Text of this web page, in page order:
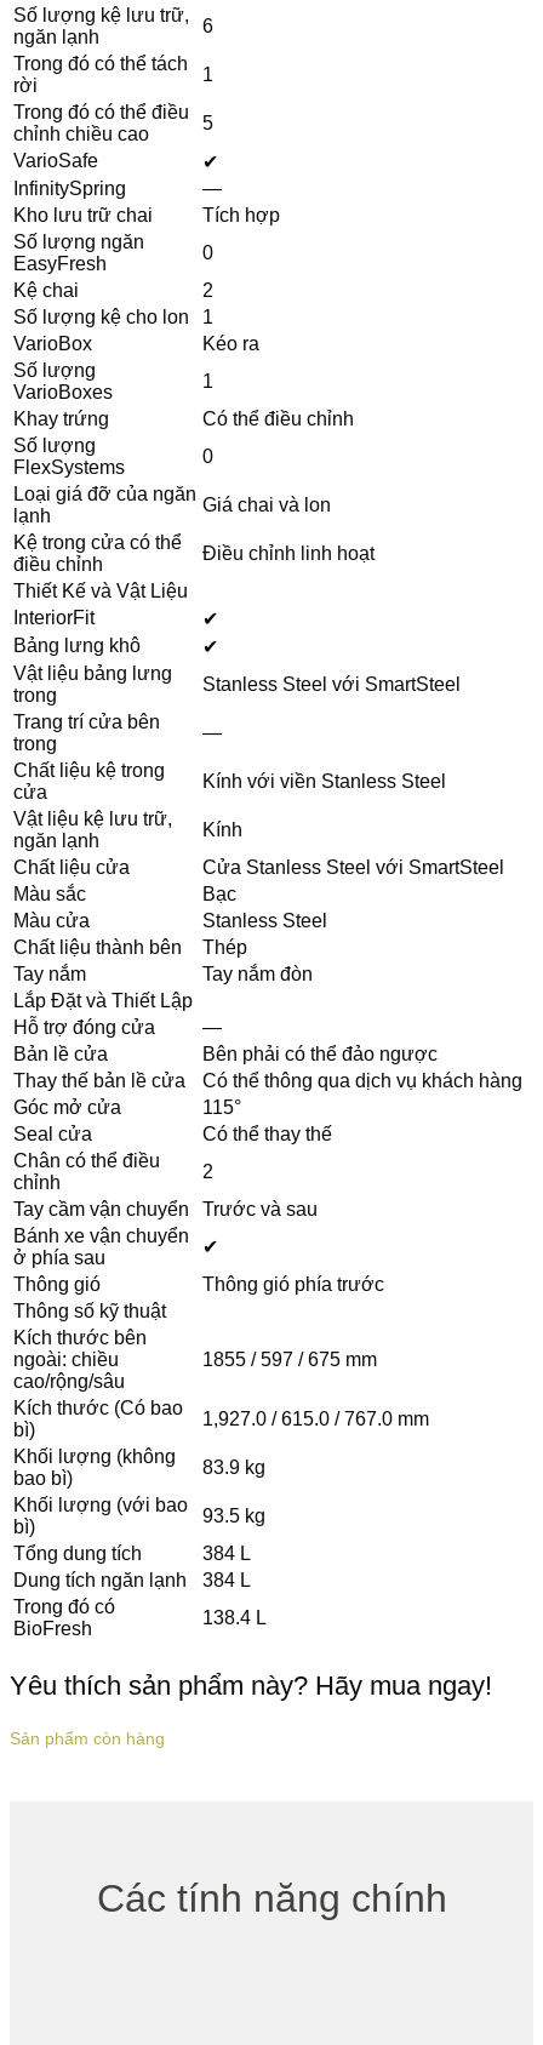
Số lượng kệ lưu trữ,
ngăn lạnh
6
Trong đó có thể tách
rời
1
Trong đó có thể điều
chỉnh chiều cao
5
VarioSafe
✔
InfinitySpring
—
Kho lưu trữ chai
Tích hợp
Số lượng ngăn
EasyFresh
0
Kệ chai
2
Số lượng kệ cho lon
1
VarioBox
Kéo ra
Số lượng
VarioBoxes
1
Khay trứng
Có thể điều chỉnh
Số lượng
FlexSystems
0
Loại giá đỡ của ngăn
lạnh
Giá chai và lon
Kệ trong cửa có thể
điều chỉnh
Điều chỉnh linh hoạt
Thiết Kế và Vật Liệu
InteriorFit
✔
Bảng lưng khô
✔
Vật liệu bảng lưng
trong
Stanless Steel với SmartSteel
Trang trí cửa bên
trong
—
Chất liệu kệ trong
cửa
Kính với viền Stanless Steel
Vật liệu kệ lưu trữ,
ngăn lạnh
Kính
Chất liệu cửa
Cửa Stanless Steel với SmartSteel
Màu sắc
Bạc
Màu cửa
Stanless Steel
Chất liệu thành bên
Thép
Tay nắm
Tay nắm đòn
Lắp Đặt và Thiết Lập
Hỗ trợ đóng cửa
—
Bản lề cửa
Bên phải có thể đảo ngược
Thay thế bản lề cửa
Có thể thông qua dịch vụ khách hàng
Góc mở cửa
115°
Seal cửa
Có thể thay thế
Chân có thể điều
chỉnh
2
Tay cầm vận chuyển
Trước và sau
Bánh xe vận chuyển
ở phía sau
✔
Thông gió
Thông gió phía trước
Thông số kỹ thuật
Kích thước bên
ngoài: chiều
cao/rộng/sâu
1855 / 597 / 675 mm
Kích thước (Có bao
bì)
1,927.0 / 615.0 / 767.0 mm
Khối lượng (không
bao bì)
83.9 kg
Khối lượng (với bao
bì)
93.5 kg
Tổng dung tích
384 L
Dung tích ngăn lạnh
384 L
Trong đó có
BioFresh
138.4 L
Yêu thích sản phẩm này? Hãy mua ngay!
Sản phẩm còn hàng
Các tính năng chính